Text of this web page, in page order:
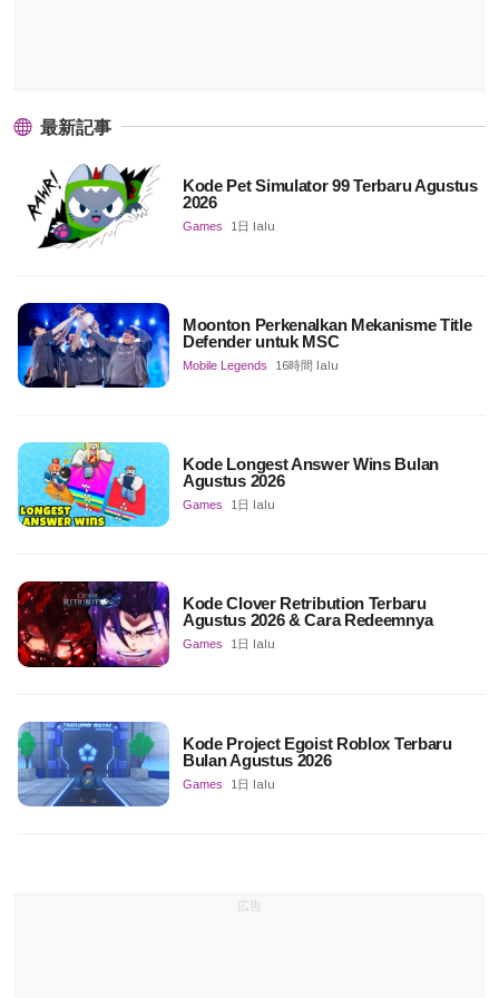
最新記事
Kode Pet Simulator 99 Terbaru Agustus
2026
Games 1日 lalu
Moonton Perkenalkan Mekanisme Title
Defender untuk MSC
Mobile Legends 16時間 lalu
Kode Longest Answer Wins Bulan
Agustus 2026
Games 1日 lalu
Kode Clover Retribution Terbaru
Agustus 2026 & Cara Redeemnya
Games 1日 lalu
Kode Project Egoist Roblox Terbaru
Bulan Agustus 2026
Games 1日 lalu
広告